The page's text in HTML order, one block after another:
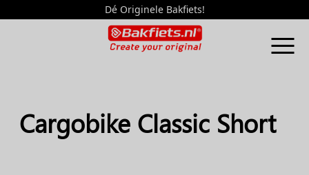
Dé Originele Bakfiets!
Cargobike Classic Short